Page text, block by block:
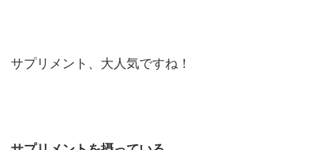
サプリメント、大人気ですね！